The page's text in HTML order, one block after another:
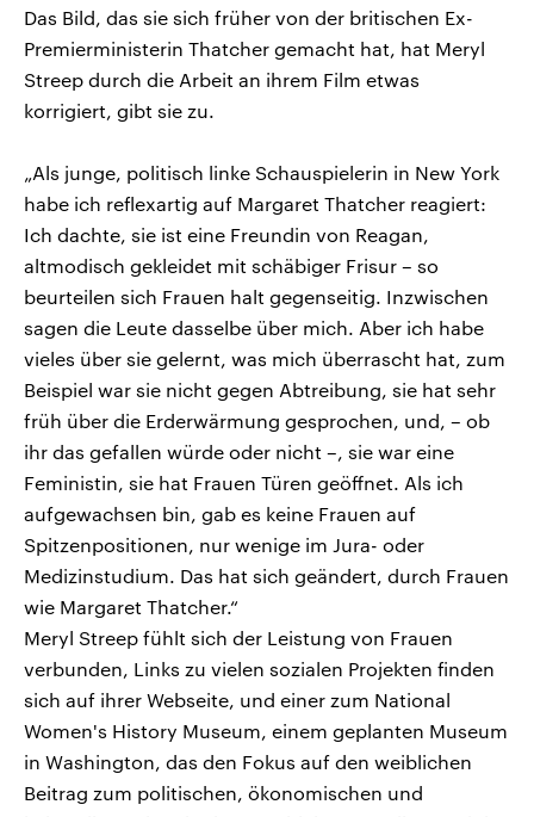
Das Bild, das sie sich früher von der britischen Ex-
Premierministerin Thatcher gemacht hat, hat Meryl
Streep durch die Arbeit an ihrem Film etwas
korrigiert, gibt sie zu.
„Als junge, politisch linke Schauspielerin in New York
habe ich reflexartig auf Margaret Thatcher reagiert:
Ich dachte, sie ist eine Freundin von Reagan,
altmodisch gekleidet mit schäbiger Frisur – so
beurteilen sich Frauen halt gegenseitig. Inzwischen
sagen die Leute dasselbe über mich. Aber ich habe
vieles über sie gelernt, was mich überrascht hat, zum
Beispiel war sie nicht gegen Abtreibung, sie hat sehr
früh über die Erderwärmung gesprochen, und, – ob
ihr das gefallen würde oder nicht –, sie war eine
Feministin, sie hat Frauen Türen geöffnet. Als ich
aufgewachsen bin, gab es keine Frauen auf
Spitzenpositionen, nur wenige im Jura- oder
Medizinstudium. Das hat sich geändert, durch Frauen
wie Margaret Thatcher.“
Meryl Streep fühlt sich der Leistung von Frauen
verbunden, Links zu vielen sozialen Projekten finden
sich auf ihrer Webseite, und einer zum National
Women's History Museum, einem geplanten Museum
in Washington, das den Fokus auf den weiblichen
Beitrag zum politischen, ökonomischen und